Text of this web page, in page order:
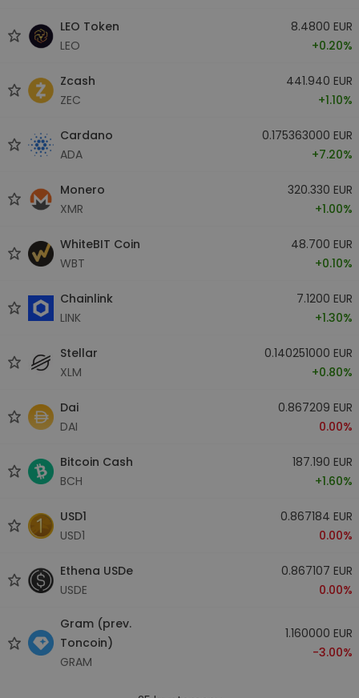
LEO Token
LEO
8.4800 EUR
+0.20%
Zcash
ZEC
441.940 EUR
+1.10%
Cardano
ADA
0.175363000 EUR
+7.20%
Monero
XMR
320.330 EUR
+1.00%
WhiteBIT Coin
WBT
48.700 EUR
+0.10%
Chainlink
LINK
7.1200 EUR
+1.30%
Stellar
XLM
0.140251000 EUR
+0.80%
Dai
DAI
0.867209 EUR
0.00%
Bitcoin Cash
BCH
187.190 EUR
+1.60%
USD1
USD1
0.867184 EUR
0.00%
Ethena USDe
USDE
0.867107 EUR
0.00%
Gram (prev.
Toncoin)
GRAM
1.160000 EUR
-3.00%